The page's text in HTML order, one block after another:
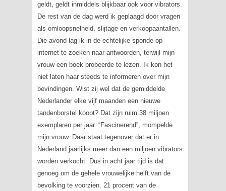
geldt, geldt inmiddels blijkbaar ook voor vibrators.
De rest van de dag werd ik geplaagd door vragen
als omloopsnelheid, slijtage en verkoopaantallen.
Die avond lag ik in de echtelijke sponde op
internet te zoeken naar antwoorden, terwijl mijn
vrouw een boek probeerde te lezen. Ik kon het
niet laten haar steeds te informeren over mijn
bevindingen. Wist zij wel dat de gemiddelde
Nederlander elke vijf maanden een nieuwe
tandenborstel koopt? Dat zijn ruim 38 miljoen
exemplaren per jaar. “Fascinerend”, mompelde
mijn vrouw. Daar staat tegenover dat er in
Nederland jaarlijks meer dan een miljoen vibrators
worden verkocht. Dus in acht jaar tijd is dat
genoeg om de gehele vrouwelijke helft van de
bevolking te voorzien. 21 procent van de